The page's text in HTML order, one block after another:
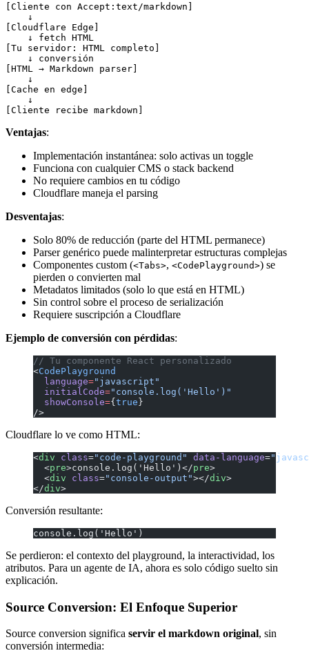
[Cliente con Accept:text/markdown]
    ↓
[Cloudflare Edge]
    ↓ fetch HTML
[Tu servidor: HTML completo]
    ↓ conversión
[HTML → Markdown parser]
    ↓
[Cache en edge]
    ↓
Ventajas:
Implementación instantánea: solo activas un toggle
Funciona con cualquier CMS o stack backend
No requiere cambios en tu código
Cloudflare maneja el parsing
Desventajas:
Solo 80% de reducción (parte del HTML permanece)
Parser genérico puede malinterpretar estructuras complejas
Componentes custom (<Tabs>, <CodePlayground>) se
pierden o convierten mal
Metadatos limitados (solo lo que está en HTML)
Sin control sobre el proceso de serialización
Requiere suscripción a Cloudflare
Ejemplo de conversión con pérdidas:
// Tu componente React personalizado
<CodePlayground
  language
="javascript"
  initialCode
="console.log('Hello')"
  showConsole
={ true }
/>
Cloudflare lo ve como HTML:
<div class="code-playground" data-language=
  <
pre>console.log('Hello')</pre>
  <
div class="console-output"></div>
</div>
Conversión resultante:
console.log('Hello')
Se perdieron: el contexto del playground, la interactividad, los
atributos. Para un agente de IA, ahora es solo código suelto sin
explicación.
Source Conversion: El Enfoque Superior
Source conversion significa servir el markdown original, sin
conversión intermedia: